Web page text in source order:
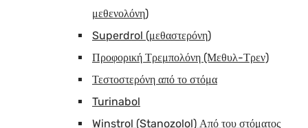
μεθενολόνη)
Superdrol (μεθαστερόνη)
Προφορική Τρεμπολόνη (Μεθυλ-Τρεν)
Τεστοστερόνη από το στόμα
Turinabol
Winstrol (Stanozolol) Από του στόματος